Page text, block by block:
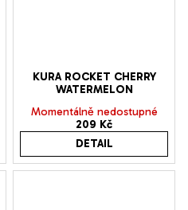
KURA ROCKET CHERRY
WATERMELON
Momentálně nedostupné
209 Kč
DETAIL